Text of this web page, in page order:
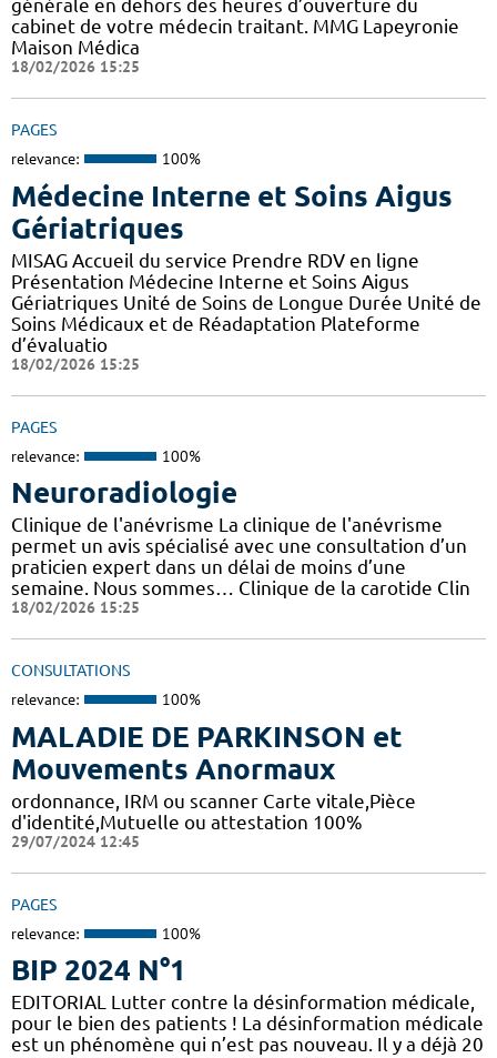
générale en dehors des heures d’ouverture du
cabinet de votre médecin traitant. MMG Lapeyronie
Maison Médica
18/02/2026 15:25
PAGES
relevance: 100%
Médecine Interne et Soins Aigus
Gériatriques
MISAG Accueil du service Prendre RDV en ligne
Présentation Médecine Interne et Soins Aigus
Gériatriques Unité de Soins de Longue Durée Unité de
Soins Médicaux et de Réadaptation Plateforme
d’évaluatio
18/02/2026 15:25
PAGES
relevance: 100%
Neuroradiologie
Clinique de l'anévrisme La clinique de l'anévrisme
permet un avis spécialisé avec une consultation d’un
praticien expert dans un délai de moins d’une
semaine. Nous sommes… Clinique de la carotide Clin
18/02/2026 15:25
CONSULTATIONS
relevance: 100%
MALADIE DE PARKINSON et
Mouvements Anormaux
ordonnance, IRM ou scanner Carte vitale,Pièce
d'identité,Mutuelle ou attestation 100%
29/07/2024 12:45
PAGES
relevance: 100%
BIP 2024 N°1
EDITORIAL Lutter contre la désinformation médicale,
pour le bien des patients ! La désinformation médicale
est un phénomène qui n’est pas nouveau. Il y a déjà 20